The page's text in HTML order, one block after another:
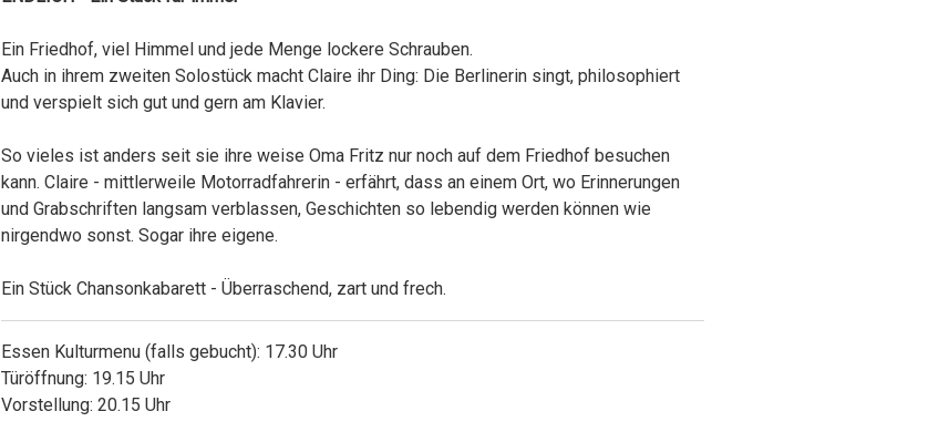
Ein Friedhof, viel Himmel und jede Menge lockere Schrauben.
Auch in ihrem zweiten Solostück macht Claire ihr Ding: Die Berlinerin singt, philosophiert
und verspielt sich gut und gern am Klavier.
So vieles ist anders seit sie ihre weise Oma Fritz nur noch auf dem Friedhof besuchen
kann. Claire - mittlerweile Motorradfahrerin - erfährt, dass an einem Ort, wo Erinnerungen
und Grabschriften langsam verblassen, Geschichten so lebendig werden können wie
nirgendwo sonst. Sogar ihre eigene.
Ein Stück Chansonkabarett - Überraschend, zart und frech.
Essen Kulturmenu (falls gebucht): 17.30 Uhr
Türöffnung: 19.15 Uhr
Vorstellung: 20.15 Uhr